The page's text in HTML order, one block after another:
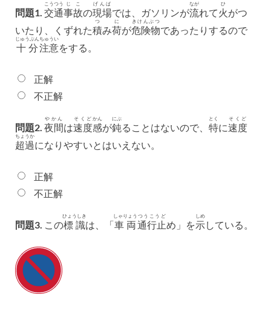
問題1. 交通
こうつう
事故
じこ
の現場
げんば
では、ガソリンが流
なが
れて火
ひ
がつ
いたり、くずれた積
つ
み荷
に
が危険物
きけんぶつ
であったりするので
十分
じゅうぶん
注意
ちゅうい
をする。
正解
不正解
問題2. 夜間
やかん
は速度
そくど
感
かん
が鈍
にぶ
ることはないので、 特
とく
に速度
そくど
超過
ちょうか
になりやすいとはいえない。
正解
不正解
問題3. この標識
ひょうしき
は、「車両
しゃりょう
通行止
つうこうど
め」を示
しめ
している。